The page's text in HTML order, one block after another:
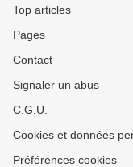
Top articles
Pages
Contact
Signaler un abus
C.G.U.
Cookies et données
Préférences cookies